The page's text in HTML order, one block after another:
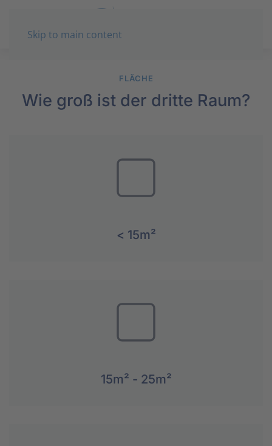
Skip to main content
FLÄCHE
Wie groß ist der dritte Raum?
< 15m²
15m² - 25m²